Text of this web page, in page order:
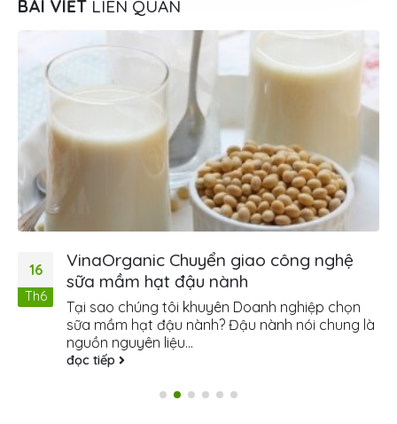
BÀI VIẾT LIÊN QUAN
16
Th6
VinaOrganic Chuyển giao công nghệ
sữa mầm hạt đậu nành
Tại sao chúng tôi khuyên Doanh nghiệp chọn
sữa mầm hạt đậu nành? Đậu nành nói chung là
nguồn nguyên liệu...
đọc tiếp